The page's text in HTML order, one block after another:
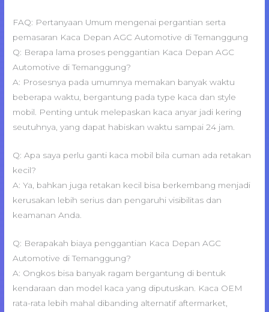
FAQ: Pertanyaan Umum mengenai pergantian serta
pemasaran Kaca Depan AGC Automotive di Temanggung
Q: Berapa lama proses penggantian Kaca Depan AGC
Automotive di Temanggung?
A: Prosesnya pada umumnya memakan banyak waktu
beberapa waktu, bergantung pada type kaca dan style
mobil. Penting untuk melepaskan kaca anyar jadi kering
seutuhnya, yang dapat habiskan waktu sampai 24 jam.
Q: Apa saya perlu ganti kaca mobil bila cuman ada retakan
kecil?
A: Ya, bahkan juga retakan kecil bisa berkembang menjadi
kerusakan lebih serius dan pengaruhi visibilitas dan
keamanan Anda.
Q: Berapakah biaya penggantian Kaca Depan AGC
Automotive di Temanggung?
A: Ongkos bisa banyak ragam bergantung di bentuk
kendaraan dan model kaca yang diputuskan. Kaca OEM
rata-rata lebih mahal dibanding alternatif aftermarket,